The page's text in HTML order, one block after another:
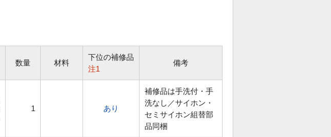
数量 材料
下位の補修品
注1
備考
1 あり
補修品は手洗付・手
洗なし／サイホン・
セミサイホン組替部
品同梱